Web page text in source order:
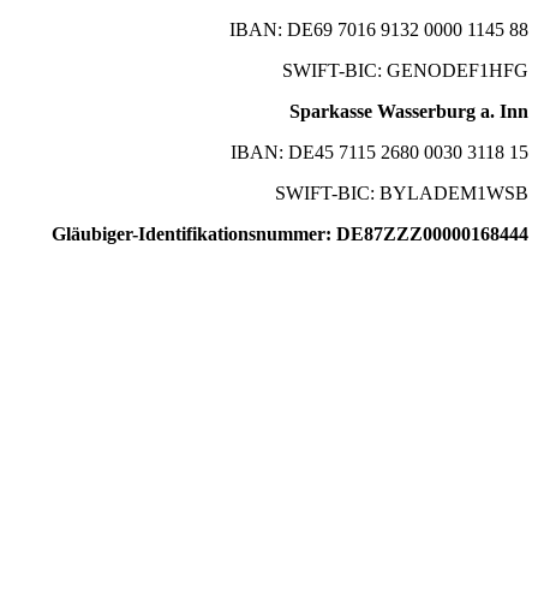
IBAN: DE69 7016 9132 0000 1145 88
SWIFT-BIC: GENODEF1HFG
Sparkasse Wasserburg a. Inn
IBAN: DE45 7115 2680 0030 3118 15
SWIFT-BIC: BYLADEM1WSB
Gläubiger-Identifikationsnummer: DE87ZZZ00000168444